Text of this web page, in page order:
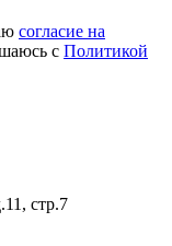
согласие на
с Политикой
стр.7